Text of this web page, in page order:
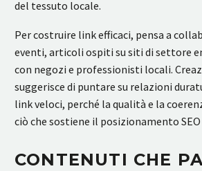
del tessuto locale.
Per costruire link efficaci, pensa a
eventi, articoli ospiti su siti di settore
con negozi e professionisti locali.
suggerisce di puntare su relazioni
link veloci, perché la qualità e la
ciò che sostiene il posizionamento
CONTENUTI CHE